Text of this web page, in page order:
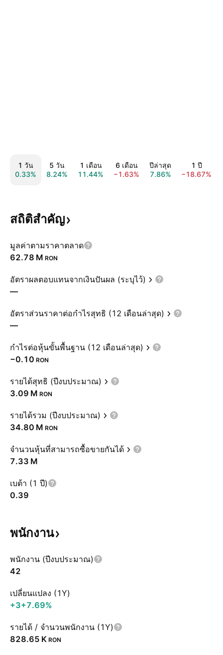
1 วัน
0.33%
5 วัน
8.24%
1 เดือน
11.44%
6 เดือน
−1.63%
ปีล่าสุด
7.86%
1 ปี
−18.67%
สถิติสำคัญ
มูลค่าตามราคาตลาด
‪62.78 M‬ RON
อัตราผลตอบแทนจากเงินปันผล (ระบุไว้)
—
อัตราส่วนราคาต่อกำไรสุทธิ (12 เดือนล่าสุด)
—
กำไรต่อหุ้นขั้นพื้นฐาน (12 เดือนล่าสุด)
−0.10 RON
รายได้สุทธิ (ปีงบประมาณ)
‪3.09 M‬ RON
รายได้รวม (ปีงบประมาณ)
‪34.80 M‬ RON
จำนวนหุ้นที่สามารถซื้อขายกันได้
‪7.33 M‬
เบต้า (1 ปี)
0.39
พนักงาน
พนักงาน (ปีงบประมาณ)
42
เปลี่ยนแปลง (1Y)
+3+7.69%
รายได้ / จำนวนพนักงาน (1Y)
‪828.65 K‬ RON